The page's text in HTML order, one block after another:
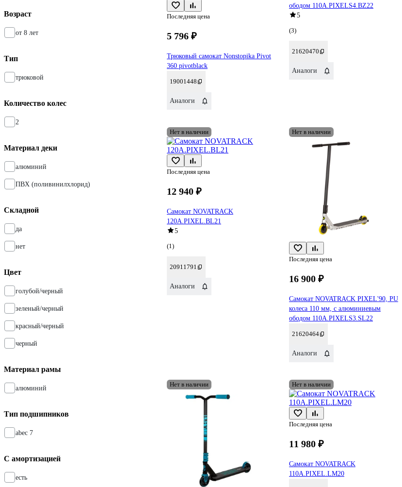
Возраст
от 8 лет
Тип
трюковой
Количество колес
2
Материал деки
алюминий
ПВХ (поливинилхлорид)
Складной
да
нет
Цвет
голубой/черный
зеленый/черный
красный/черный
черный
Материал рамы
алюминий
Тип подшипников
abec 7
С амортизацией
есть
Последняя цена
5 796 ₽
Трюковый самокат Nonstopika Pivot
360 pivotblack
19001448
Аналоги
ободом 110A.PIXELS4.BZ22
5
(3)
21620470
Аналоги
Нет в наличии
Последняя цена
12 940 ₽
Самокат NOVATRACK
120A.PIXEL.BL21
5
(1)
20911791
Аналоги
Нет в наличии
Последняя цена
16 900 ₽
Самокат NOVATRACK PIXEL'90, PU
колеса 110 мм, с алюминиевым
ободом 110A.PIXELS3.SL22
21620464
Аналоги
Нет в наличии Нет в наличии
Последняя цена
11 980 ₽
Самокат NOVATRACK
110A.PIXEL.LM20